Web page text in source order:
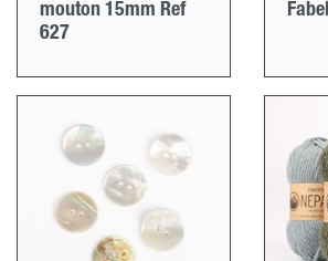
mouton 15mm Ref
627
Fabel